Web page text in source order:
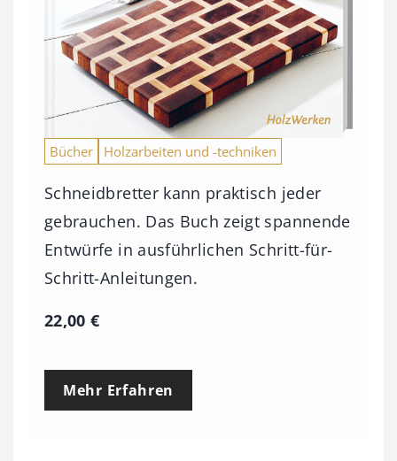
Bücher Holzarbeiten und -techniken
Schneidbretter kann praktisch jeder
gebrauchen. Das Buch zeigt spannende
Entwürfe in ausführlichen Schritt-für-
Schritt-Anleitungen.
22,00€
Mehr Erfahren